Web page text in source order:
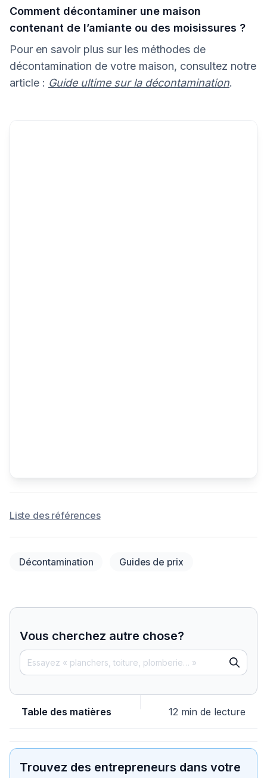
Comment décontaminer une maison
contenant de l’amiante ou des moisissures ?
Pour en savoir plus sur les méthodes de
décontamination de votre maison, consultez notre
article : Guide ultime sur la décontamination.
Liste des références
Décontamination Guides de prix
Vous cherchez autre chose?
Table des matières 12 min de lecture
Trouvez des entrepreneurs dans votre